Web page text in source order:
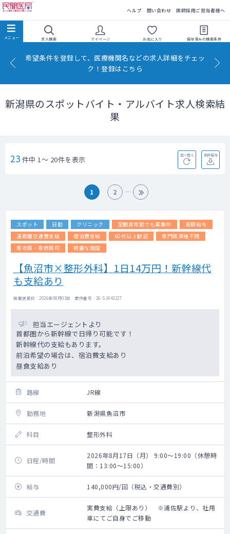
ヘルプ 問い合わせ 医師採用ご担当者様へ
求人検索 マイページ お気に入り 保存済みの検索条件
希望条件を登録して、医療機関名などの求人詳細をチェッ
ク！登録はこちら
新潟県のスポットバイト・アルバイト求人検索結
果
23 件中 1～ 20件を表示 並べ替え 条件保存
1 2
スポット 日勤 クリニック 定期非常勤でも募集中
高額給与
遠距離交通費支給
宿泊費支給 60代以上歓迎
専門医資格不問
専攻医・専修医可
綺麗な施設
【魚沼市×整形外科】1日14万円！新幹線代
も支給あり
掲載更新日 : 2026年08月03日 案件番号 : 26-SJ643227
担当エージェントより
首都圏から新幹線で日帰り可能です！
新幹線代の支給もあります。
前泊希望の場合は、宿泊費支給あり
昼食支給あり
路線 JR線
勤務地 新潟県魚沼市
科目 整形外科
日程/時間
2026年8月17日（月） 9:00～19:00（休憩時
間：13:00～15:00）
給与 140,000円/回（税込・交通費別）
交通費
実費支給（上限あり） ※浦佐駅より、社用
車にてご自身でご移動